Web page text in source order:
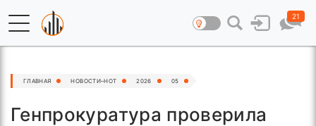
21
ГЛАВНАЯ НОВОСТИ–HOT 2026 05
Генпрокуратура проверила